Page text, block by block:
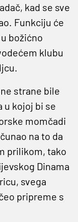
kad se sve
Funkciju će
božićno
klubu
strane bile
u kojoj bi se
momčadi
na to da
prilikom, tako
Dinama
svega
pripreme s